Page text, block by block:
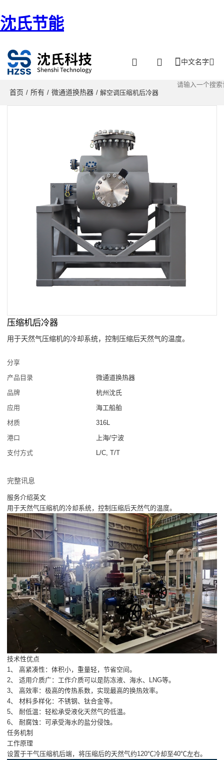
沈氏节能
中文名字
首页 / 所有 / 微通道换热器 / 解空调压缩机后冷器
压缩机后冷器
用于天然气压缩机的冷却系统，控制压缩后天然气的温度。
分享
产品目录
微通道换热器
品牌
杭州沈氏
应用
海工船舶
材质
316L
港口
上海/宁波
支付方式
L/C, T/T
完整讯息
服务介绍英文
用于天然气压缩机的冷却系统，控制压缩后天然气的温度。
技术性优点
1、 高紧凑性：体积小，重量轻，节省空间。
2、 适用介质广：工作介质可以是防冻液、海水、LNG等。
3、 高效率：极高的传热系数，实现最高的换热效率。
4、 材料多样化：不锈钢、钛合金等。
5、 耐低温：轻松承受液化天然气的低温。
6、 耐腐蚀：可承受海水的盐分侵蚀。
任务机制
工作原理
设置于干气压缩机后端，将压缩后的天然气约120℃冷却至40℃左右。